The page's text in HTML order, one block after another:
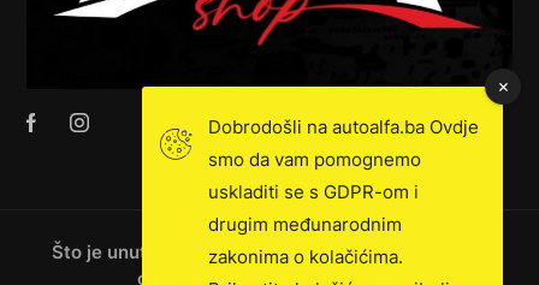
Što je unutra: novosti, ekskluzivna prodaja, vijesti
o kamionima i još mnogo toga!
Dobrodošli na autoalfa.ba Ovdje
smo da vam pomognemo
uskladiti se s GDPR-om i
drugim međunarodnim
zakonima o kolačićima.